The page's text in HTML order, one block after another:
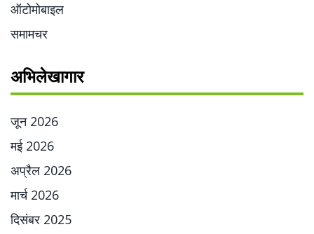
ऑटोमोबाइल
समामचर
अभिलेखागार
जून 2026
मई 2026
अप्रैल 2026
मार्च 2026
दिसंबर 2025